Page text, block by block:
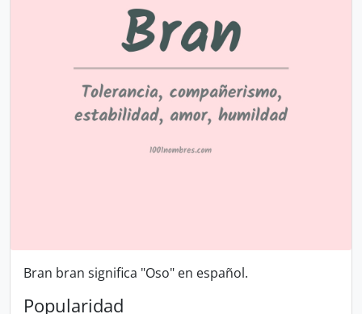
Bran bran significa "Oso" en español.
Popularidad